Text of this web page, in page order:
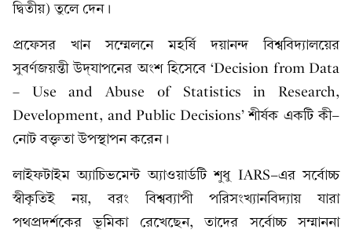
দ্বিতীয়) তুলে দেন।
প্রফেসর খান সম্মেলনে মহর্ষি দয়ানন্দ বিশ্ববিদ্যালয়ের
সুবর্ণজয়ন্তী উদ্‌যাপনের অংশ হিসেবে ‘Decision from Data
– Use and Abuse of Statistics in Research,
Development, and Public Decisions’ শীর্ষক একটি কী-
নোট বক্তৃতা উপস্থাপন করেন।
লাইফটাইম অ্যাচিভমেন্ট অ্যাওয়ার্ডটি শুধু IARS-এর সর্বোচ্চ
স্বীকৃতিই নয়, বরং বিশ্বব্যাপী পরিসংখ্যানবিদ্যায় যারা
পথপ্রদর্শকের ভূমিকা রেখেছেন, তাদের সর্বোচ্চ সম্মাননা